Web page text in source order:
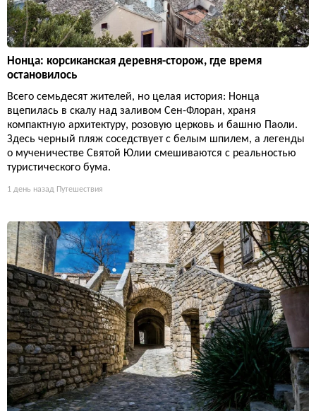
Нонца: корсиканская деревня-сторож, где время
остановилось
Всего семьдесят жителей, но целая история: Нонца
вцепилась в скалу над заливом Сен-Флоран, храня
компактную архитектуру, розовую церковь и башню Паоли.
Здесь черный пляж соседствует с белым шпилем, а легенды
о мученичестве Святой Юлии смешиваются с реальностью
туристического бума.
1 день назад Путешествия